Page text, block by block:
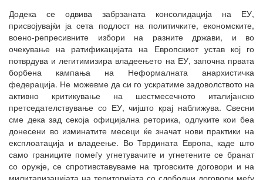
Додека се одвива забрзаната консолидација на ЕУ,
присвојувајќи ја сета подлост на политичките, економските,
воено-репресивните избори на разните држави, и во
очекување на ратификацијата на Европскиот устав кој го
потврдува и легитимизира владеењето на ЕУ, започна првата
борбена кампања на Неформалната анархистичка
федерација. Не можевме да си го ускратиме задоволството на
активно критикување на шестмесечното италијанско
претседателствување со ЕУ, чијшто крај наближува. Свесни
сме дека зад секоја официјална реторика, одлуките кои беа
донесени во изминатите месеци ќе значат нови практики на
експлоатација и владеење. Во Тврдината Европа, каде што
само границите помеѓу угнетувачите и угнетените се бранат
со оружје, се спротивставуваме на трговските договори и на
милитаризацијата на територијата со слободни договори меѓу